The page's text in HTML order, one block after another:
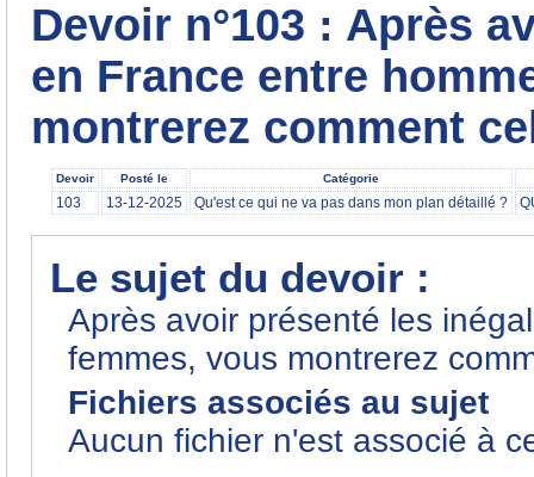
Devoir n°103 : Après
en France entre
montrerez comment
Devoir Posté le Catégorie
103 13-12-2025 Qu'est ce qui ne va pas dans mon plan détaillé ?
Le sujet du devoir :
Après avoir présenté les
femmes, vous montrerez
Fichiers associés au sujet
Aucun fichier n'est associé à